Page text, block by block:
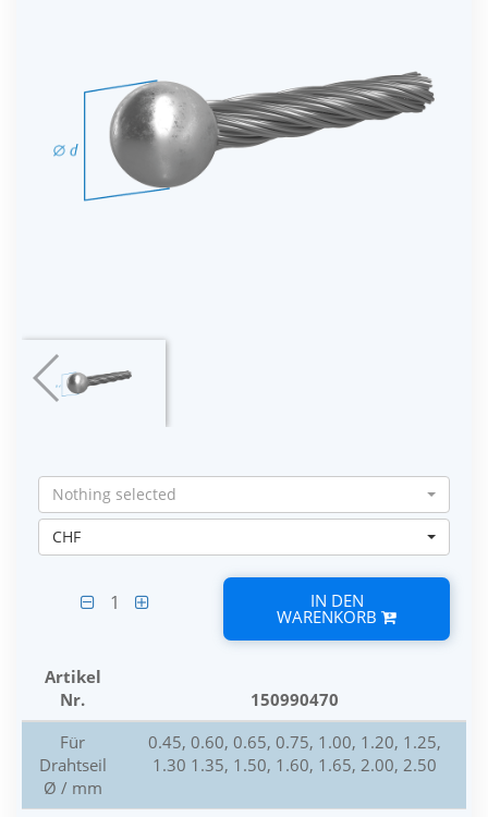
Nothing selected
CHF
1 IN DEN
WARENKORB
Artikel
Nr.
150990470
Für
Drahtseil
Ø / mm
0.45, 0.60, 0.65, 0.75, 1.00, 1.20, 1.25,
1.30 1.35, 1.50, 1.60, 1.65, 2.00, 2.50